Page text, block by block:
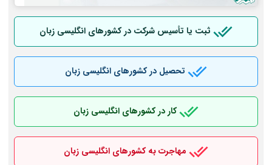
ثبت یا تأسیس شرکت در کشورهای انگلیسی زبان
تحصیل در کشورهای انگلیسی زبان
کار در کشورهای انگلیسی زبان
مهاجرت به کشورهای انگلیسی زبان